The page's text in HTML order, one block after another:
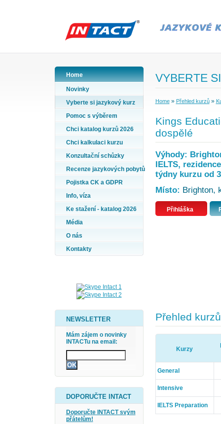
Home
Novinky
Vyberte si jazykový kurz
Pomoc s výběrem
Chci katalog kurzů 2026
Chci kalkulaci kurzu
Konzultační schůzky
Recenze jazykových pobytů
Pojistka CK a GDPR
Info, víza
Ke stažení - katalog 2026
Média
O nás
Kontakty
NEWSLETTER
Mám zájem o novinky
INTACTu na email:
DOPORUČTE INTACT
Doporučte INTACT svým
přátelům!
VYBERTE
Home» Přehled kurzů»
Kings
dospělé
Výhody:
IELTS,
týdny kurzu od
Místo: Brighton,
Přihláška
Přehled kurzů
Kurzy
General
Intensive
IELTS Preparation